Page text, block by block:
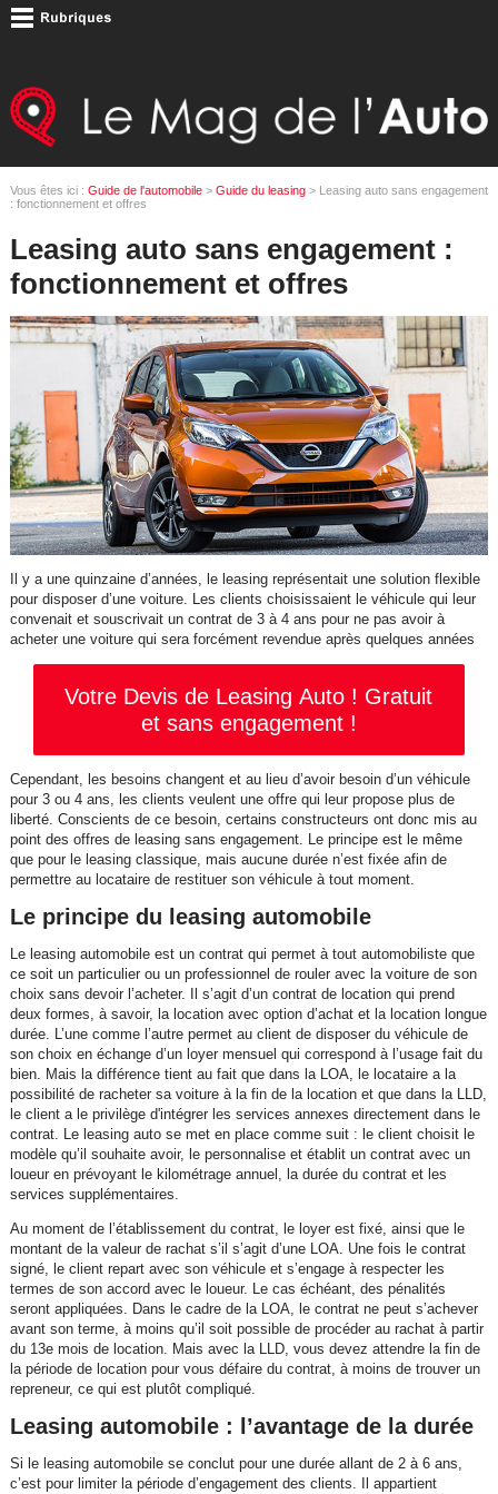
Vous êtes ici : Guide de l'automobile> Guide du leasing> Leasing auto sans engagement
: fonctionnement et offres
Leasing auto sans engagement :
fonctionnement et offres
Il y a une quinzaine d’années, le leasing représentait une solution flexible
pour disposer d’une voiture. Les clients choisissaient le véhicule qui leur
convenait et souscrivait un contrat de 3 à 4 ans pour ne pas avoir à
acheter une voiture qui sera forcément revendue après quelques années
Votre Devis de Leasing Auto ! Gratuit
et sans engagement !
Cependant, les besoins changent et au lieu d’avoir besoin d’un véhicule
pour 3 ou 4 ans, les clients veulent une offre qui leur propose plus de
liberté. Conscients de ce besoin, certains constructeurs ont donc mis au
point des offres de leasing sans engagement. Le principe est le même
que pour le leasing classique, mais aucune durée n’est fixée afin de
permettre au locataire de restituer son véhicule à tout moment.
Le principe du leasing automobile
Le leasing automobile est un contrat qui permet à tout automobiliste que
ce soit un particulier ou un professionnel de rouler avec la voiture de son
choix sans devoir l’acheter. Il s’agit d’un contrat de location qui prend
deux formes, à savoir, la location avec option d’achat et la location longue
durée. L’une comme l’autre permet au client de disposer du véhicule de
son choix en échange d’un loyer mensuel qui correspond à l’usage fait du
bien. Mais la différence tient au fait que dans la LOA, le locataire a la
possibilité de racheter sa voiture à la fin de la location et que dans la LLD,
le client a le privilège d'intégrer les services annexes directement dans le
contrat. Le leasing auto se met en place comme suit : le client choisit le
modèle qu’il souhaite avoir, le personnalise et établit un contrat avec un
loueur en prévoyant le kilométrage annuel, la durée du contrat et les
services supplémentaires.
Au moment de l’établissement du contrat, le loyer est fixé, ainsi que le
montant de la valeur de rachat s’il s’agit d’une LOA. Une fois le contrat
signé, le client repart avec son véhicule et s’engage à respecter les
termes de son accord avec le loueur. Le cas échéant, des pénalités
seront appliquées. Dans le cadre de la LOA, le contrat ne peut s’achever
avant son terme, à moins qu’il soit possible de procéder au rachat à partir
du 13e mois de location. Mais avec la LLD, vous devez attendre la fin de
la période de location pour vous défaire du contrat, à moins de trouver un
repreneur, ce qui est plutôt compliqué.
Leasing automobile : l’avantage de la durée
Si le leasing automobile se conclut pour une durée allant de 2 à 6 ans,
c’est pour limiter la période d’engagement des clients. Il appartient